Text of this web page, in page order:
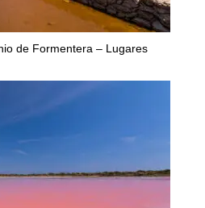
de Formentera – Lugares